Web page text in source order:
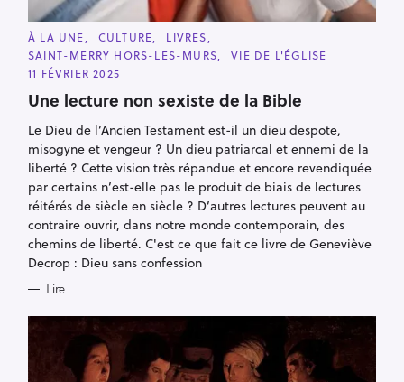
C
A
T
E
O
R
E
À LA UNE CULTURE
LIVRES
SAINT-MERRY HORS-LES-MURS
VIE DE L'ÉGLISE
11 FÉVRIER 2025
Une lecture non sexiste de la Bible
Le Dieu de l’Ancien Testament est-il un dieu despote,
misogyne et vengeur ? Un dieu patriarcal et ennemi de la
liberté ? Cette vision très répandue et encore revendiquée
par certains n’est-elle pas le produit de biais de lectures
réitérés de siècle en siècle ? D’autres lectures peuvent au
contraire ouvrir, dans notre monde contemporain, des
chemins de liberté. C'est ce que fait ce livre de Geneviève
Decrop : Dieu sans confession
Lire